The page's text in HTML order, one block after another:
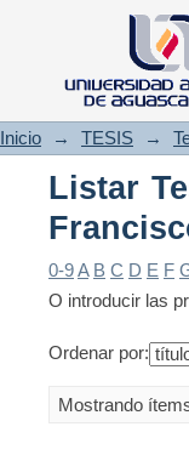
Listar
Inicio → TESIS →
Listar
0-9A B C D E F
O introducir las
Ordenar por:
Mostrando